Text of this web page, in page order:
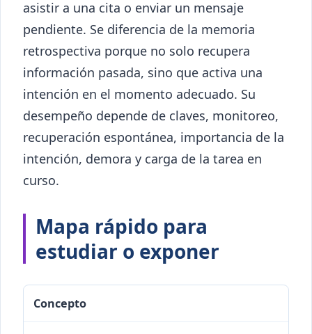
asistir a una cita o enviar un mensaje
pendiente. Se diferencia de la memoria
retrospectiva porque no solo recupera
información pasada, sino que activa una
intención en el momento adecuado. Su
desempeño depende de claves, monitoreo,
recuperación espontánea, importancia de la
intención, demora y carga de la tarea en
curso.
Mapa rápido para
estudiar o exponer
Concepto